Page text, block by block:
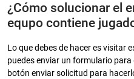
¿Cómo solucionar el
equpo contiene
Lo que debes de hacer es visitar
puedes enviar un formulario para
botón enviar solicitud para